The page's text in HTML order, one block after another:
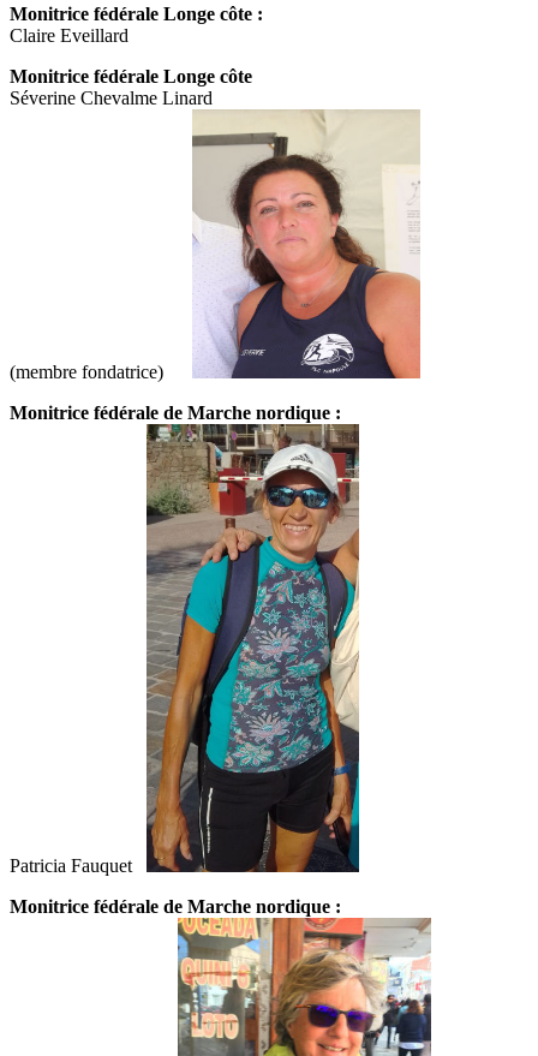
Monitrice fédérale Longe côte :
Claire Eveillard
Monitrice fédérale Longe côte
Séverine Chevalme Linard
(membre fondatrice)
Monitrice fédérale de Marche nordique :
Patricia Fauquet
Monitrice fédérale de Marche nordique :